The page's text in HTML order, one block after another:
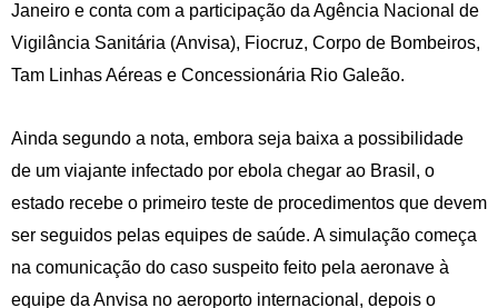
Janeiro e conta com a participação da Agência Nacional de
Vigilância Sanitária (Anvisa), Fiocruz, Corpo de Bombeiros,
Tam Linhas Aéreas e Concessionária Rio Galeão.
Ainda segundo a nota, embora seja baixa a possibilidade
de um viajante infectado por ebola chegar ao Brasil, o
estado recebe o primeiro teste de procedimentos que devem
ser seguidos pelas equipes de saúde. A simulação começa
na comunicação do caso suspeito feito pela aeronave à
equipe da Anvisa no aeroporto internacional, depois o